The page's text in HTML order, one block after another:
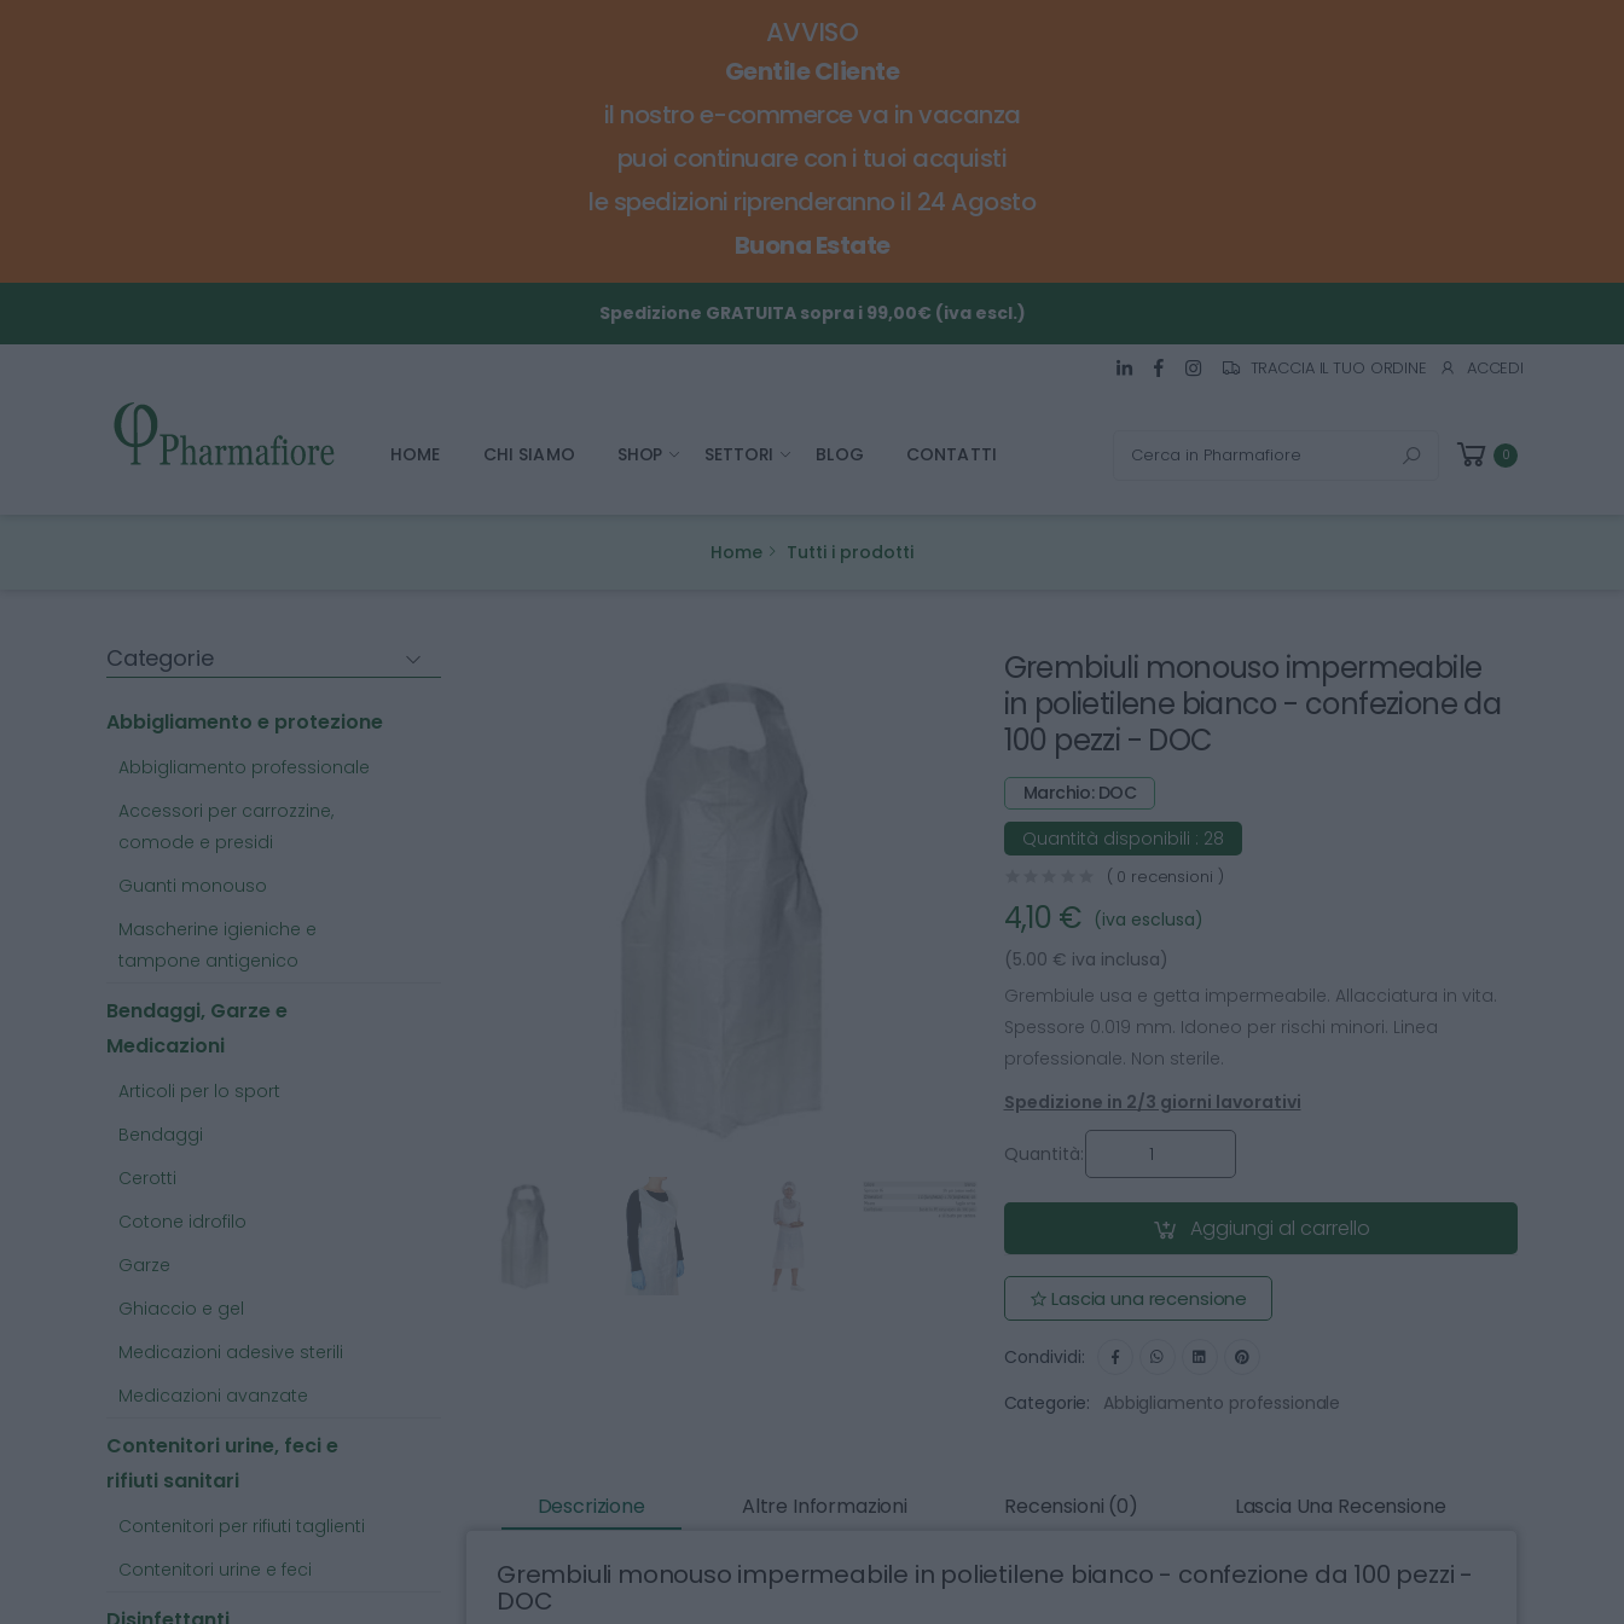
AVVISO
Gentile Cliente
il nostro e-commerce va in vacanza
puoi continuare con i tuoi acquisti
le spedizioni riprenderanno il 24 Agosto
Buona Estate
Spedizione GRATUITA sopra i 99,00€ (iva escl.)
TRACCIA IL TUO ORDINE ACCEDI
HOME CHI SIAMO SHOP SETTORI BLOG CONTATTI 0
Home Tutti i prodotti
Grembiuli monouso impermeabile
in polietilene bianco - confezione da
100 pezzi - DOC
Marchio: DOC
Quantità disponibili : 28
( 0 recensioni )
4,10 €
(iva esclusa)
(5.00 € iva inclusa)
Grembiule usa e getta impermeabile. Allacciatura in vita.
Spessore 0.019 mm. Idoneo per rischi minori. Linea
professionale. Non sterile.
Spedizione in 2/3 giorni lavorativi
Quantità:
Aggiungi al carrello
Lascia una recensione
Condividi:
Categorie:
Abbigliamento professionale
Descrizione Altre Informazioni Recensioni (0) Lascia Una Recensione
Grembiuli monouso impermeabile in polietilene bianco - confezione da 100 pezzi -
DOC
Categorie
Abbigliamento e protezione
Abbigliamento professionale
Accessori per carrozzine,
comode e presidi
Guanti monouso
Mascherine igieniche e
tampone antigenico
Bendaggi, Garze e
Medicazioni
Articoli per lo sport
Bendaggi
Cerotti
Cotone idrofilo
Garze
Ghiaccio e gel
Medicazioni adesive sterili
Medicazioni avanzate
Contenitori urine, feci e
rifiuti sanitari
Contenitori per rifiuti taglienti
Contenitori urine e feci